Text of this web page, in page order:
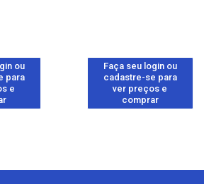
ou
para
e
Faça seu login ou
cadastre-se para
ver preços e
comprar